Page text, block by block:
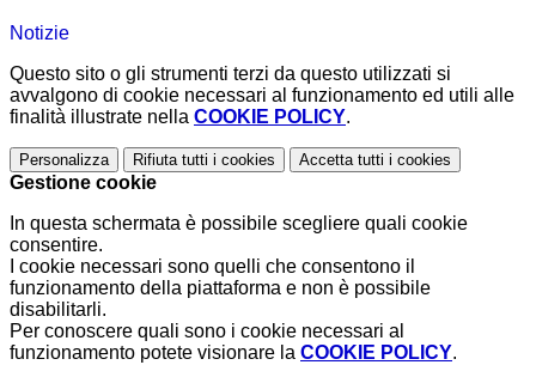
Notizie
Questo sito o gli strumenti terzi da questo utilizzati si
avvalgono di cookie necessari al funzionamento ed utili alle
finalità illustrate nella COOKIE POLICY.
Personalizza Rifiuta tutti i cookies Accetta tutti i cookies
Gestione cookie
In questa schermata è possibile scegliere quali cookie
consentire.
I cookie necessari sono quelli che consentono il
funzionamento della piattaforma e non è possibile
disabilitarli.
Per conoscere quali sono i cookie necessari al
funzionamento potete visionare la COOKIE POLICY.